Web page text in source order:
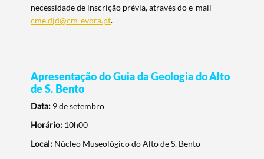
necessidade de inscrição prévia, através do e-mail
cme.djd@cm-evora.pt.
Apresentação do Guia da Geologia do Alto
de S. Bento
Data: 9 de setembro
Horário: 10h00
Local: Núcleo Museológico do Alto de S. Bento